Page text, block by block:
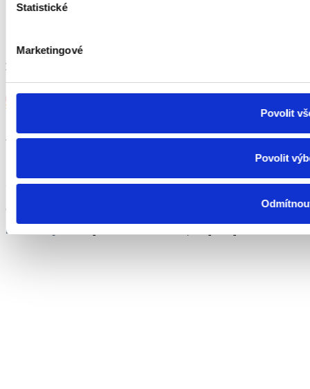
Statistické
Marketingové
Povolit
Povolit
recepce@cvb.cz
Zahlungsmöglichkeiten:
© 1997–2026 CVB GmbH Alle Rechte vorbehalten
Entwicklungen in